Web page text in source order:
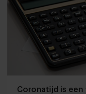
Coronatijd is